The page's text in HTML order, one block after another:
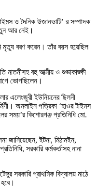
ও দৈনিক উজানভাটি’ র সম্পাদক
আর নেই।
মৃত্যু বরণ করেন। তাঁর বয়স হয়েছিল
নাতনীসহ বহু আত্মীয় ও শুভাকাঙ্ক্ষী
ভোগছিলেন।
এলেংজুরী ইউনিয়নের ছিলনী
অনলাইন পত্রিকা ‘হাওর টাইমস
সময়’র কিশোরগঞ্জ প্রতিনিধি মো.
জানিয়েছেন, ইটনা, মিঠামইন,
সরকারি কর্মকর্তাসহ নানা
সরকারি প্রাথমিক বিদ্যালয় মাঠে